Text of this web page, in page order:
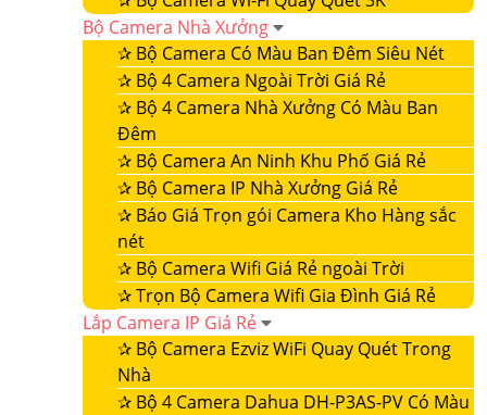
Bộ Camera Nhà Xưởng
✰ Bộ Camera Có Màu Ban Đêm Siêu Nét
✰ Bộ 4 Camera Ngoài Trời Giá Rẻ
✰ Bộ 4 Camera Nhà Xưởng Có Màu Ban
Đêm
✰ Bộ Camera An Ninh Khu Phố Giá Rẻ
✰ Bộ Camera IP Nhà Xưởng Giá Rẻ
✰ Báo Giá Trọn gói Camera Kho Hàng sắc
nét
✰ Bộ Camera Wifi Giá Rẻ ngoài Trời
✰Trọn Bộ Camera Wifi Gia Đình Giá Rẻ
Lắp Camera IP Giá Rẻ
✰ Bộ Camera Ezviz WiFi Quay Quét Trong
Nhà
✰ Bộ 4 Camera Dahua DH-P3AS-PV Có Màu